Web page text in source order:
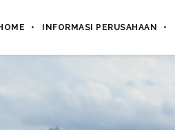
INFORMASI PERUSAHAAN